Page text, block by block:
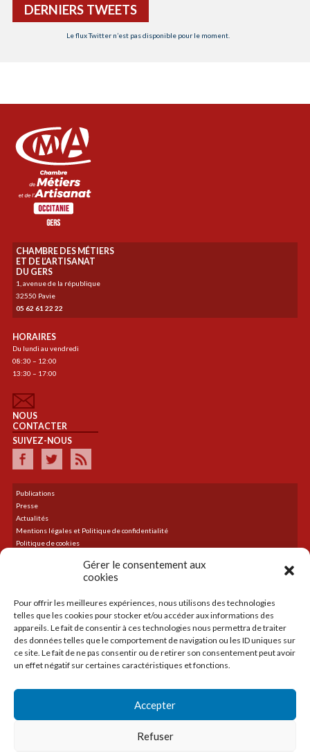
Gérer le consentement aux
cookies
Pour offrir les meilleures expériences, nous utilisons des technologies
telles que les cookies pour stocker et/ou accéder aux informations des
appareils. Le fait de consentir à ces technologies nous permettra de traiter
des données telles que le comportement de navigation ou les ID uniques sur
ce site. Le fait de ne pas consentir ou de retirer son consentement peut avoir
un effet négatif sur certaines caractéristiques et fonctions.
Accepter
Refuser
DERNIERS TWEETS
Le flux Twitter n’est pas disponible pour le moment.
CHAMBRE DES MÉTIERS
ET DE L’ARTISANAT
DU GERS
1, avenue de la république
32550 Pavie
05 62 61 22 22
HORAIRES
Du lundi au vendredi
08:30 – 12:00
13:30 – 17:00
NOUS
CONTACTER
SUIVEZ-NOUS
Publications
Presse
Actualités
Mentions légales et Politique de confidentialité
Politique de cookies
DERNIER TWEET
Le flux Twitter n’est pas disponible pour le moment.
CRÉER